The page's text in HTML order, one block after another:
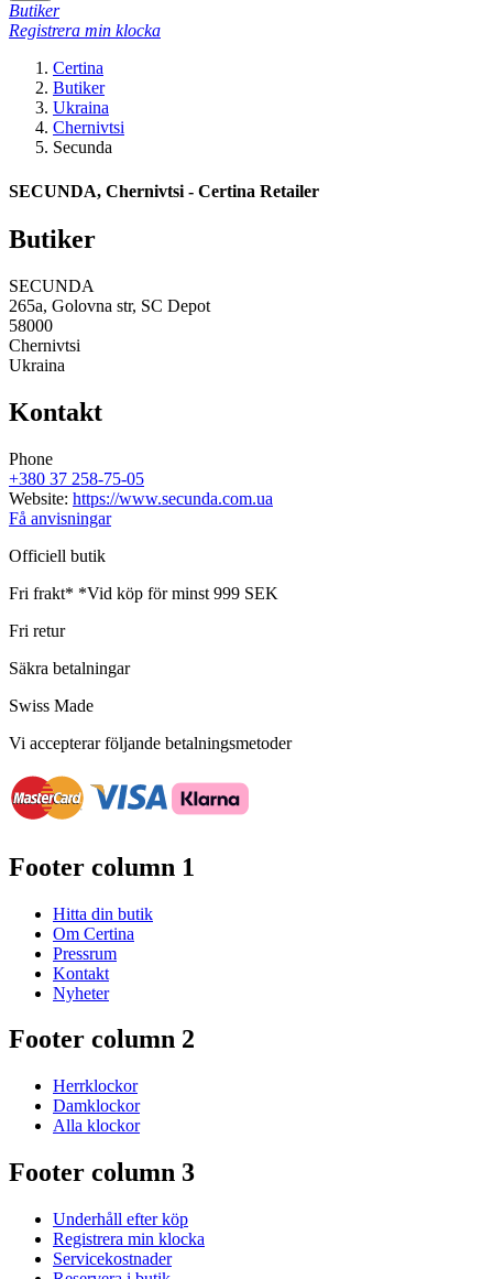
Butiker
Registrera min klocka
Certina
Butiker
Ukraina
Chernivtsi
Secunda
SECUNDA, Chernivtsi - Certina Retailer
Butiker
SECUNDA
265a, Golovna str, SC Depot
58000
Chernivtsi
Ukraina
Kontakt
Phone
+380 37 258-75-05
Website: https://www.secunda.com.ua
Få anvisningar
Officiell butik
Fri frakt* *Vid köp för minst 999 SEK
Fri retur
Säkra betalningar
Swiss Made
Vi accepterar följande betalningsmetoder
Footer column 1
Hitta din butik
Om Certina
Pressrum
Kontakt
Nyheter
Footer column 2
Herrklockor
Damklockor
Alla klockor
Footer column 3
Underhåll efter köp
Registrera min klocka
Servicekostnader